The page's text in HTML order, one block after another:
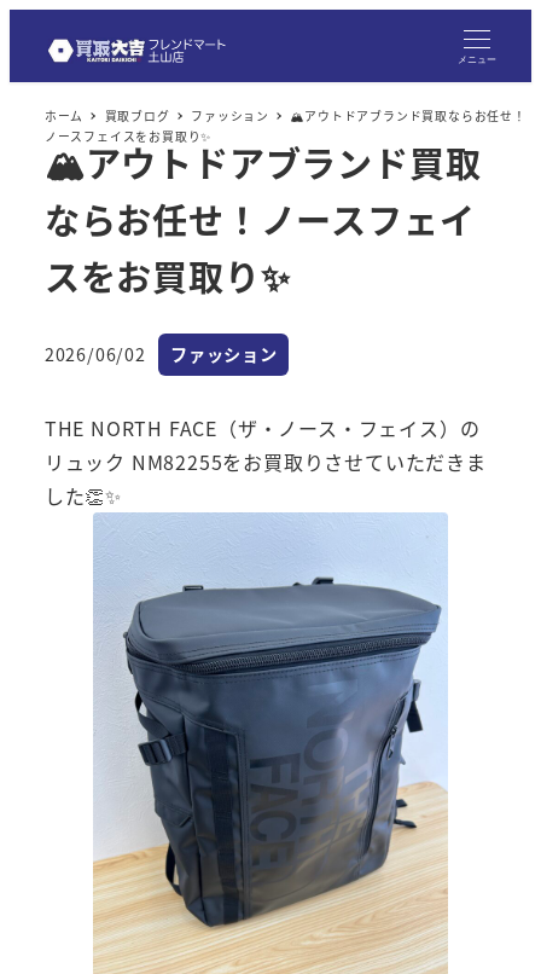
メニュー
ホーム 買取ブログ ファッション
🏔️アウトドアブランド買取ならお任せ！
ノースフェイスをお買取り✨
🏔️アウトドアブランド買取
ならお任せ！ノースフェイ
スをお買取り✨
投稿日
2026/06/02 カテゴリー
ファッション
THE NORTH FACE（ザ・ノース・フェイス）の
リュック NM82255をお買取りさせていただきま
した👏✨